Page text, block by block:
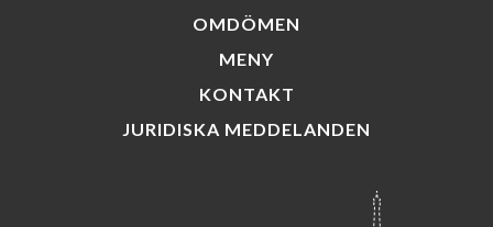
OMDÖMEN
MENY
KONTAKT
JURIDISKA MEDDELANDEN